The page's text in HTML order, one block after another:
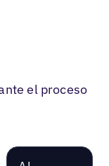
el proceso